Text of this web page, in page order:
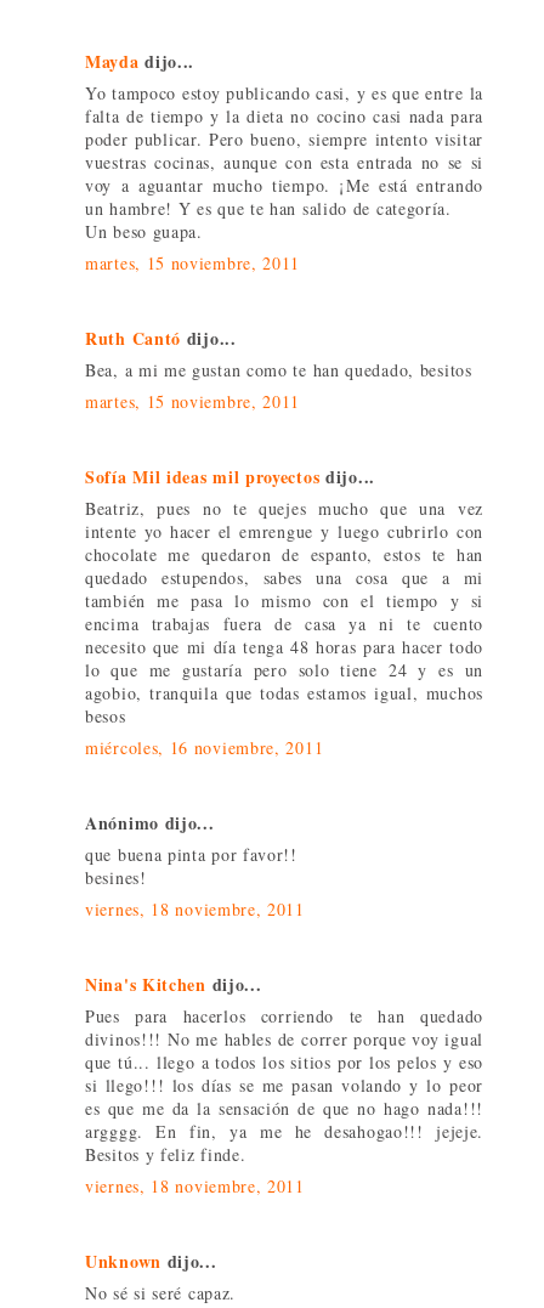
Mayda dijo...
Yo tampoco estoy publicando casi, y es que entre la
falta de tiempo y la dieta no cocino casi nada para
poder publicar. Pero bueno, siempre intento visitar
vuestras cocinas, aunque con esta entrada no se si
voy a aguantar mucho tiempo. ¡Me está entrando
un hambre! Y es que te han salido de categoría.
Un beso guapa.
martes, 15 noviembre, 2011
Ruth Cantó dijo...
Bea, a mi me gustan como te han quedado, besitos
martes, 15 noviembre, 2011
Sofía Mil ideas mil proyectos dijo...
Beatriz, pues no te quejes mucho que una vez
intente yo hacer el emrengue y luego cubrirlo con
chocolate me quedaron de espanto, estos te han
quedado estupendos, sabes una cosa que a mi
también me pasa lo mismo con el tiempo y si
encima trabajas fuera de casa ya ni te cuento
necesito que mi día tenga 48 horas para hacer todo
lo que me gustaría pero solo tiene 24 y es un
agobio, tranquila que todas estamos igual, muchos
besos
miércoles, 16 noviembre, 2011
Anónimo dijo...
que buena pinta por favor!!
besines!
viernes, 18 noviembre, 2011
Nina's Kitchen dijo...
Pues para hacerlos corriendo te han quedado
divinos!!! No me hables de correr porque voy igual
que tú... llego a todos los sitios por los pelos y eso
si llego!!! los días se me pasan volando y lo peor
es que me da la sensación de que no hago nada!!!
argggg. En fin, ya me he desahogao!!! jejeje.
Besitos y feliz finde.
viernes, 18 noviembre, 2011
Unknown dijo...
No sé si seré capaz.